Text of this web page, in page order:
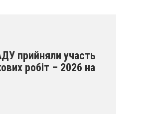
прийняли участь
робіт – 2026 на